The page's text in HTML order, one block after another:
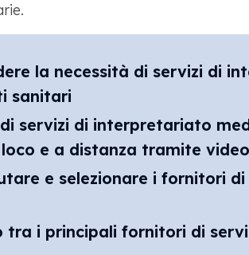
la necessità di servizi di
sanitari
servizi di interpretariato
e a distanza tramite
e selezionare i fornitori
tra i principali fornitori di